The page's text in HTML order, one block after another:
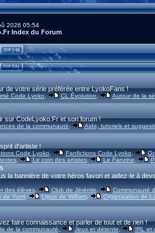
2026 05:54
Index du Forum
de votre série préférée entre LyokoFans !
Code Lyoko, CL Évolution Autour de la
sur CodeLyoko.Fr et son forum !
de la communauté, Aide, tutoriels et
d'artiste !
Code Lyoko, Fanfictions Code Lyoko,
, Le coin des artistes, Le Fanzine
la bannière de votre héros favori et aidez-le à
des élèves, Club de Jérémie
Communauté
de Yumi, Ligue de William,
Organisation de
faire connaissance et parler de tout et de rien !
de la communauté, Jeux et détente, IRL et